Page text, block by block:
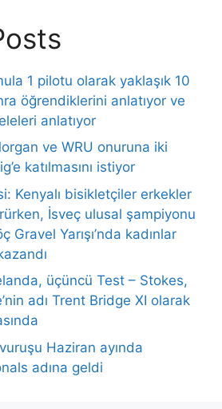
1 pilotu olarak yaklaşık 10
öğrendiklerini anlatıyor ve
anlatıyor
ve WRU onuruna iki
katılmasını istiyor
Kenyalı bisikletçiler erkekler
İsveç ulusal şampiyonu
Gravel Yarışı’nda kadınlar
üçüncü Test – Stokes,
adı Trent Bridge XI olarak
Haziran ayında
adına geldi